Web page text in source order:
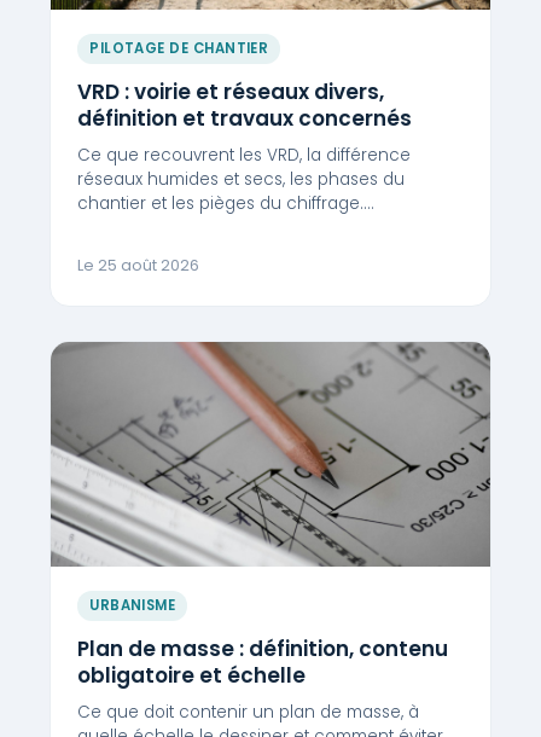
PILOTAGE DE CHANTIER
VRD : voirie et réseaux divers,
définition et travaux concernés
Ce que recouvrent les VRD, la différence
réseaux humides et secs, les phases du
chantier et les pièges du chiffrage.…
Le 25 août 2026
URBANISME
Plan de masse : définition, contenu
obligatoire et échelle
Ce que doit contenir un plan de masse, à